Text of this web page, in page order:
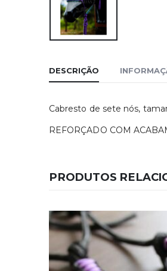
DESCRIÇÃO
Cabresto de sete nós,
REFORÇADO COM
PRODUTOS